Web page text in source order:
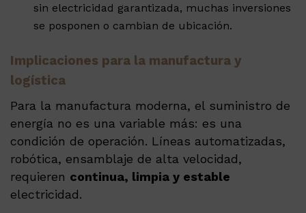
sin electricidad garantizada, muchas inversiones
se posponen o cambian de ubicación.
Implicaciones para la manufactura y
logística
Para la manufactura moderna, el suministro de
energía no es una variable más: es una
condición de operación. Líneas automatizadas,
robótica, ensamblaje de alta velocidad,
requieren continua, limpia y estable
electricidad.